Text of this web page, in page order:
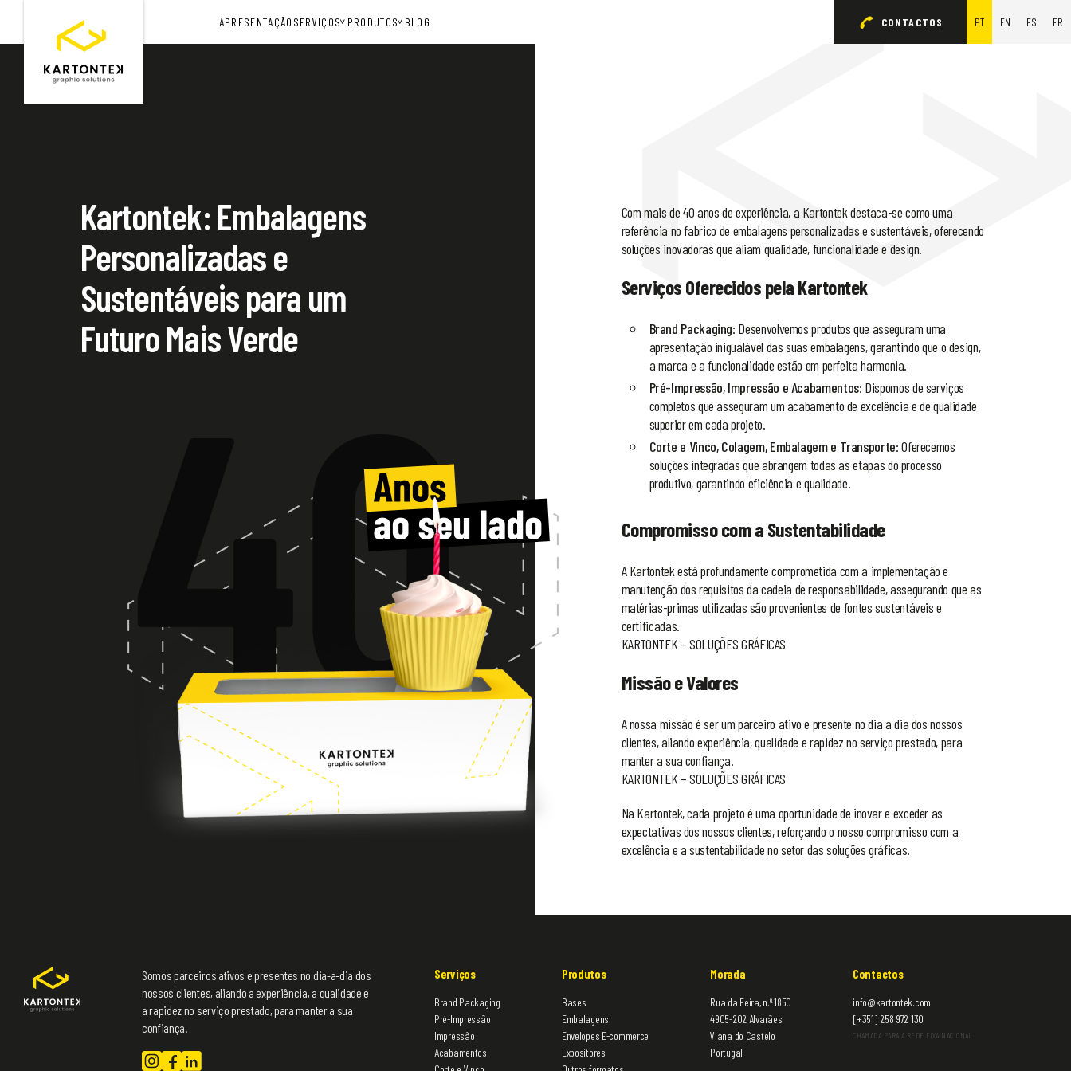
APRESENTAÇÃO SERVIÇOS PRODUTOS BLOG CONTACTOS PT EN ES FR
Kartontek: Embalagens
Personalizadas e
Sustentáveis para um
Futuro Mais Verde
Com mais de 40 anos de experiência, a Kartontek destaca-se como uma
referência no fabrico de embalagens personalizadas e sustentáveis, oferecendo
soluções inovadoras que aliam qualidade, funcionalidade e design.
Serviços Oferecidos pela Kartontek
Brand Packaging: Desenvolvemos produtos que asseguram uma
apresentação inigualável das suas embalagens, garantindo que o design,
a marca e a funcionalidade estão em perfeita harmonia.
Pré-Impressão, Impressão e Acabamentos: Dispomos de serviços
completos que asseguram um acabamento de excelência e de qualidade
superior em cada projeto.
Corte e Vinco, Colagem, Embalagem e Transporte: Oferecemos
soluções integradas que abrangem todas as etapas do processo
produtivo, garantindo eficiência e qualidade.
Compromisso com a Sustentabilidade
A Kartontek está profundamente comprometida com a implementação e
manutenção dos requisitos da cadeia de responsabilidade, assegurando que as
matérias-primas utilizadas são provenientes de fontes sustentáveis e
certificadas.
KARTONTEK – SOLUÇÕES GRÁFICAS
Missão e Valores
A nossa missão é ser um parceiro ativo e presente no dia a dia dos nossos
clientes, aliando experiência, qualidade e rapidez no serviço prestado, para
manter a sua confiança.
KARTONTEK – SOLUÇÕES GRÁFICAS
Na Kartontek, cada projeto é uma oportunidade de inovar e exceder as
expectativas dos nossos clientes, reforçando o nosso compromisso com a
excelência e a sustentabilidade no setor das soluções gráficas.
Somos parceiros ativos e presentes no dia-a-dia dos
nossos clientes, aliando a experiência, a qualidade e
a rapidez no serviço prestado, para manter a sua
confiança.
Serviços
Brand Packaging
Pré-Impressão
Impressão
Acabamentos
Produtos
Bases
Embalagens
Envelopes E-commerce
Expositores
Morada
Rua da Feira, n.º 1850
4905-202 Alvarães
Viana do Castelo
Portugal
Contactos
info@kartontek.com
[+351] 258 972 130
CHAMADA PARA A REDE FIXA NACIONAL